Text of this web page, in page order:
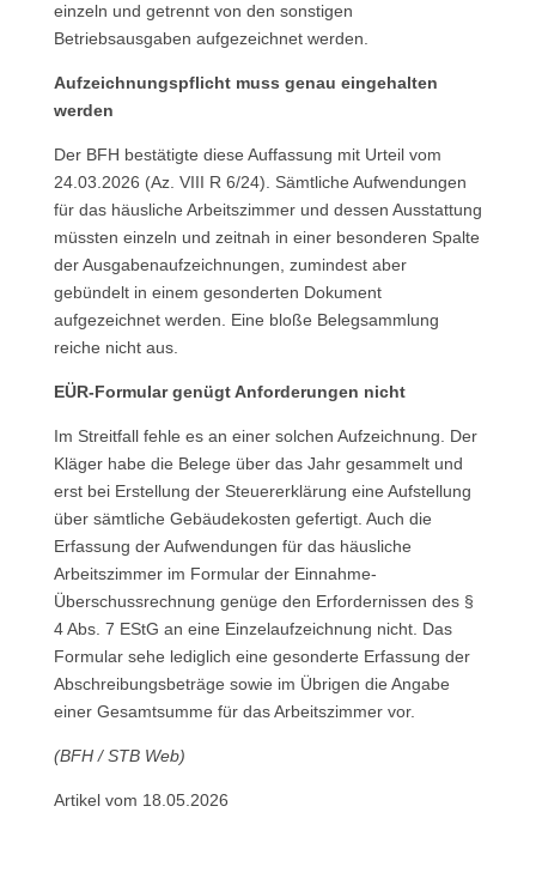
einzeln und getrennt von den sonstigen
Betriebsausgaben aufgezeichnet werden.
Aufzeichnungspflicht muss genau eingehalten
werden
Der BFH bestätigte diese Auffassung mit Urteil vom
24.03.2026 (Az. VIII R 6/24). Sämtliche Aufwendungen
für das häusliche Arbeitszimmer und dessen Ausstattung
müssten einzeln und zeitnah in einer besonderen Spalte
der Ausgabenaufzeichnungen, zumindest aber
gebündelt in einem gesonderten Dokument
aufgezeichnet werden. Eine bloße Belegsammlung
reiche nicht aus.
EÜR-Formular genügt Anforderungen nicht
Im Streitfall fehle es an einer solchen Aufzeichnung. Der
Kläger habe die Belege über das Jahr gesammelt und
erst bei Erstellung der Steuererklärung eine Aufstellung
über sämtliche Gebäudekosten gefertigt. Auch die
Erfassung der Aufwendungen für das häusliche
Arbeitszimmer im Formular der Einnahme-
Überschussrechnung genüge den Erfordernissen des §
4 Abs. 7 EStG an eine Einzelaufzeichnung nicht. Das
Formular sehe lediglich eine gesonderte Erfassung der
Abschreibungsbeträge sowie im Übrigen die Angabe
einer Gesamtsumme für das Arbeitszimmer vor.
(BFH / STB Web)
Artikel vom 18.05.2026